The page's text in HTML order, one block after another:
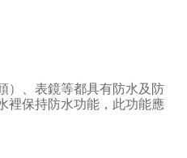
）、表鏡等都具有防水及防
裡保持防水功能，此功能應